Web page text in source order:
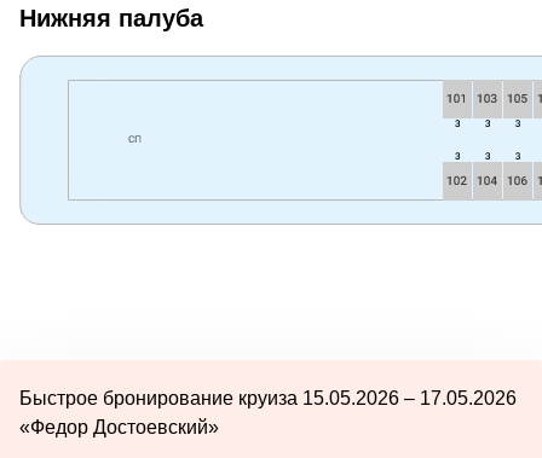
Нижняя палуба
Быстрое бронирование круиза 15.05.2026 – 17.05.2026
«Федор Достоевский»